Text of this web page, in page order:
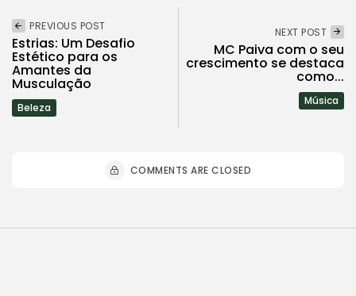
PREVIOUS POST
Estrias: Um Desafio
Estético para os
Amantes da
Musculação
Beleza
NEXT POST
MC Paiva com o seu
crescimento se destaca
como...
Música
COMMENTS ARE CLOSED